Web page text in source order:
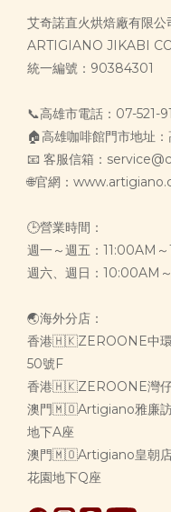
艾奇諾直火烘焙廠有限公
ARTIGIANO JIKABI
統一編號：90384301
📞高雄市電話：07-521-
🏠高雄咖啡館門市地址
📧 客服信箱：
🌐官網：
🕒營業時間：
週一～週五：11:00AM
週六、週日：10:00AM
🌏海外分店：
香港🇭🇰ZEROONE中環
50號F
香港🇭🇰ZEROONE灣仔
澳門🇲🇴Artigiano雅廉訪
地下A座
澳門🇲🇴Artigiano皇朝店
花園地下Q座